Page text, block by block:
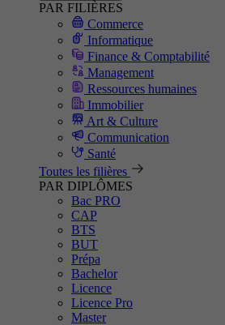
PAR FILIÈRES
Commerce
Informatique
Finance & Comptabilité
Management
Ressources humaines
Immobilier
Art & Culture
Communication
Santé
Toutes les filières
PAR DIPLÔMES
Bac PRO
CAP
BTS
BUT
Prépa
Bachelor
Licence
Licence Pro
Master